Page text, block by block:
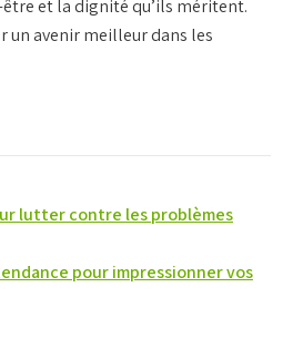
et la dignité qu’ils méritent.
un avenir meilleur dans les
lutter contre les problèmes
pour impressionner vos